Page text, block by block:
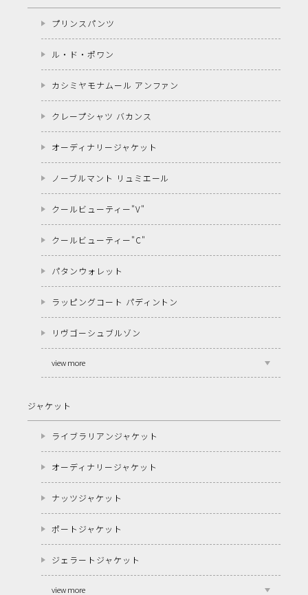
プリンスパンツ
ル・ド・ポワン
カシミヤモナムール アンファン
クレープシャツ バカンス
オーディナリージャケット
ノーブルマント リュミエール
クールビューティー"V"
クールビューティー"C"
パタンウォレット
ラッピングコート パディントン
リヴゴーシュブルゾン
view more
ジャケット
ライブラリアンジャケット
オーディナリージャケット
ナッツジャケット
ポートジャケット
ジェラートジャケット
view more